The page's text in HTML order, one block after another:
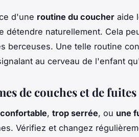
d'une routine du coucher aide
détendre naturellement. Cela
berceuses. Une telle routine
au cerveau de l'enfant
de couches et de fuites
, trop serrée, ou une
Vérifiez et changez